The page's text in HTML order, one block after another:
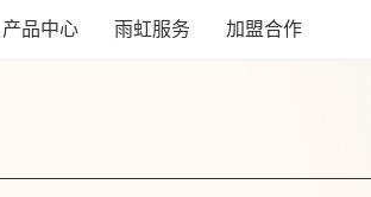
产品中心 雨虹服务 加盟合作